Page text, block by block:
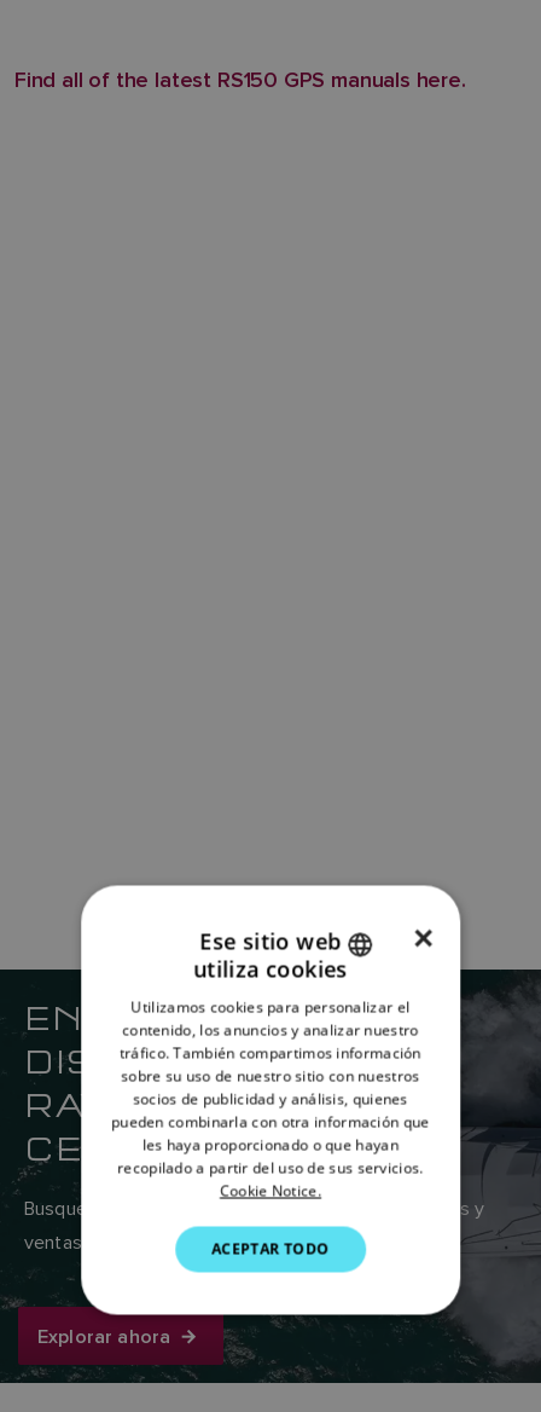
Find all of the latest RS150 GPS manuals here.
ENCUENTRE SU
DISTRIBUIDOR DE
RAYMARINE MÁS
CERCANO
Busque en la red global de proveedores de servicios y
ventas de Raymarine aquí.
Explorar ahora
ENGLISH
FRENCH
DANISH
ITALIAN
SWEDISH
DUTCH
SPANISH
×
Ese sitio web
utiliza cookies
Utilizamos cookies para personalizar el
contenido, los anuncios y analizar nuestro
tráfico. También compartimos información
sobre su uso de nuestro sitio con nuestros
socios de publicidad y análisis, quienes
pueden combinarla con otra información que
les haya proporcionado o que hayan
recopilado a partir del uso de sus servicios.
Cookie Notice.
ACEPTAR TODO